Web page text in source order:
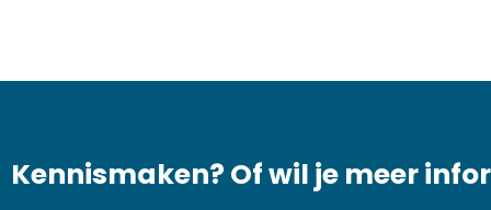
Kennismaken? Of wil je meer